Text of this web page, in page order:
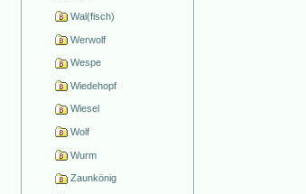
Wal(fisch)
Werwolf
Wespe
Wiedehopf
Wiesel
Wolf
Wurm
Zaunkönig